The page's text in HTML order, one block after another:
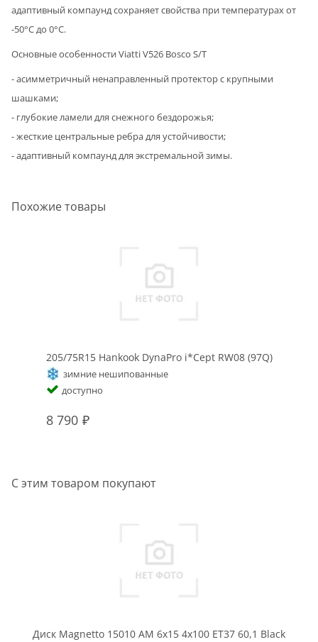
адаптивный компаунд сохраняет свойства при температурах от
-50°C до 0°C.
Основные особенности Viatti V526 Bosco S/T
- асимметричный ненаправленный протектор с крупными
шашками;
- глубокие ламели для снежного бездорожья;
- жесткие центральные ребра для устойчивости;
- адаптивный компаунд для экстремальной зимы.
Похожие товары
205/75R15 Hankook DynaPro i*Cept RW08 (97Q)
зимние нешипованные
доступно
8 790
С этим товаром покупают
Диск Magnetto 15010 AM 6x15 4x100 ET37 60,1 Black